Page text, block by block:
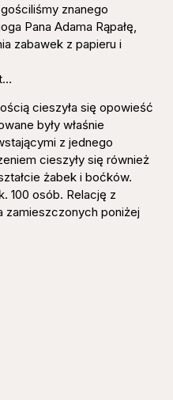
znanego
Pana Adama Rąpałę,
zabawek z papieru i
cieszyła się opowieść
były właśnie
z jednego
cieszyły się również
żabek i boćków.
100 osób. Relację z
zamieszczonych poniżej